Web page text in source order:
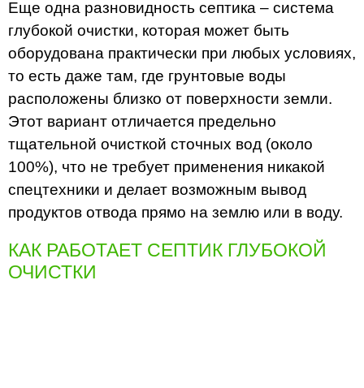
Еще одна разновидность септика – система
глубокой очистки, которая может быть
оборудована практически при любых условиях,
то есть даже там, где грунтовые воды
расположены близко от поверхности земли.
Этот вариант отличается предельно
тщательной очисткой сточных вод (около
100%), что не требует применения никакой
спецтехники и делает возможным вывод
продуктов отвода прямо на землю или в воду.
КАК РАБОТАЕТ СЕПТИК ГЛУБОКОЙ
ОЧИСТКИ